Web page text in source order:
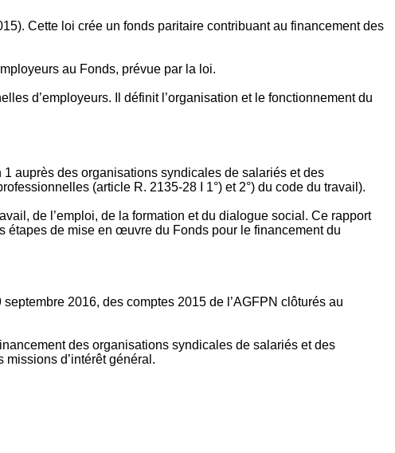
Cette loi crée un fonds paritaire contribuant au financement des
au Fonds, prévue par la loi.
d’employeurs. Il définit l’organisation et le fonctionnement du
auprès des organisations syndicales de salariés et des
(article R. 2135‐28 I 1°) et 2°) du code du travail).
de l’emploi, de la formation et du dialogue social. Ce rapport
étapes de mise en œuvre du Fonds pour le financement du
2016, des comptes 2015 de l’AGFPN clôturés au
des organisations syndicales de salariés et des
d’intérêt général.